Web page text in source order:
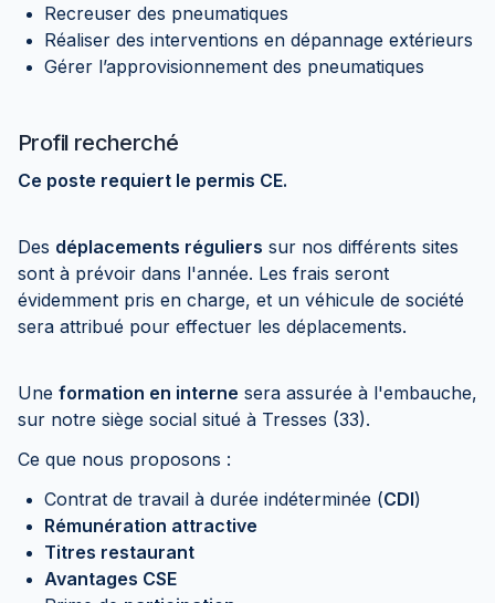
Recreuser des pneumatiques
Réaliser des interventions en dépannage extérieurs
Gérer l’approvisionnement des pneumatiques
Profil recherché
Ce poste requiert le permis CE.
Des déplacements réguliers sur nos différents sites
sont à prévoir dans l'année. Les frais seront
évidemment pris en charge, et un véhicule de société
sera attribué pour effectuer les déplacements.
Une formation en interne sera assurée à l'embauche,
sur notre siège social situé à Tresses (33).
Ce que nous proposons :
Contrat de travail à durée indéterminée (CDI)
Rémunération attractive
Titres restaurant
Avantages CSE